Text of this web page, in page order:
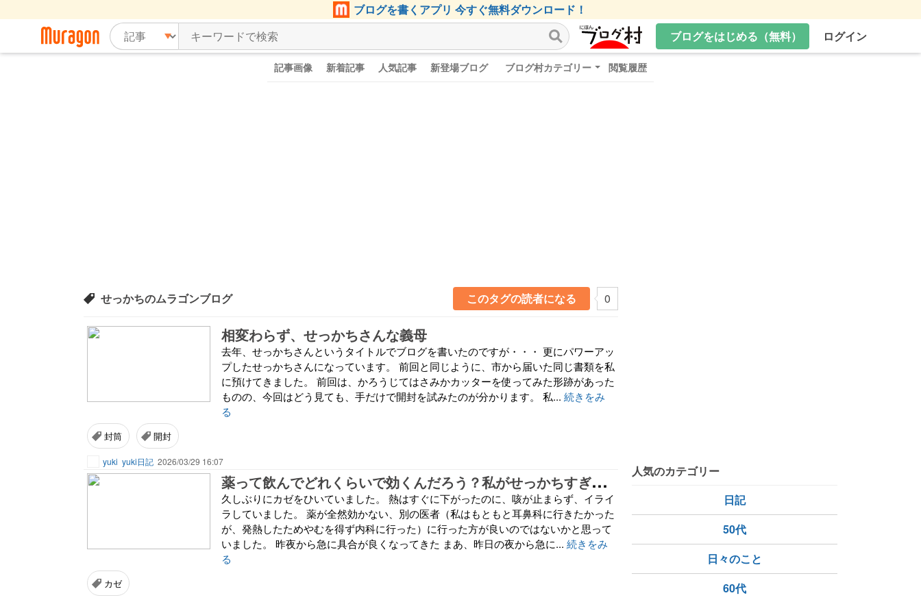
ブログを書くアプリ 今すぐ無料ダウンロード！
ブログをはじめる（無料）
ログイン
記事画像 新着記事 人気記事 新登場ブログ ブログ村カテゴリー 閲覧履歴
せっかちのムラゴンブログ このタグの読者になる 0
相変わらず、せっかちさんな義母
去年、せっかちさんというタイトルでブログを書いたのですが・・・ 更にパワーアッ
プしたせっかちさんになっています。 前回と同じように、市から届いた同じ書類を私
に預けてきました。 前回は、かろうじてはさみかカッターを使ってみた形跡があった
ものの、今回はどう見ても、手だけで開封を試みたのが分かります。 私... 続きをみ
る
封筒 開封
yuki yuki日記 2026/03/29 16:07
薬
って飲んでどれくらいで効くんだろう？私がせっかちすぎるのかな…
久しぶりにカゼをひいていました。 熱はすぐに下がったのに、咳が止まらず、イライ
ラしていました。 薬が全然効かない、別の医者（私はもともと耳鼻科に行きたかった
が、発熱したためやむを得ず内科に行った）に行った方が良いのではないかと思って
いました。 昨夜から急に具合が良くなってきた まあ、昨日の夜から急に... 続きをみ
る
カゼ
人気のカテゴリー
日記
50代
日々のこと
60代